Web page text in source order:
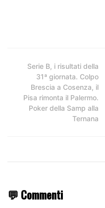
Serie B, i risultati della
31ª giornata. Colpo
Brescia a Cosenza, il
Pisa rimonta il Palermo.
Poker della Samp alla
Ternana
💬 Commenti